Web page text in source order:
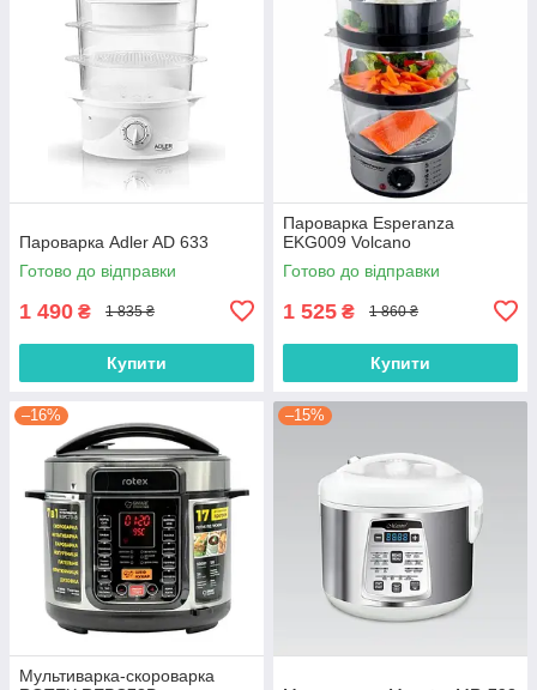
Пароварка Adler AD 633
Готово до відправки
1 490 ₴ 1 835 ₴
Купити
Пароварка Esperanza
EKG009 Volcano
Готово до відправки
1 525 ₴ 1 860 ₴
Купити
–16%
Мультиварка-скороварка
–15%